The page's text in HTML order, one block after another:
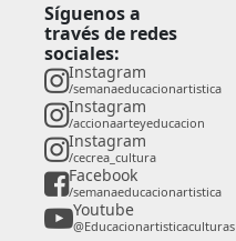
Síguenos a
través de redes
sociales:
Instagram
/semanaeducacionartistica
Instagram
/accionaarteyeducacion
Instagram
/cecrea_cultura
Facebook
/semanaeducacionartistica
Youtube
@Educacionartisticaculturas